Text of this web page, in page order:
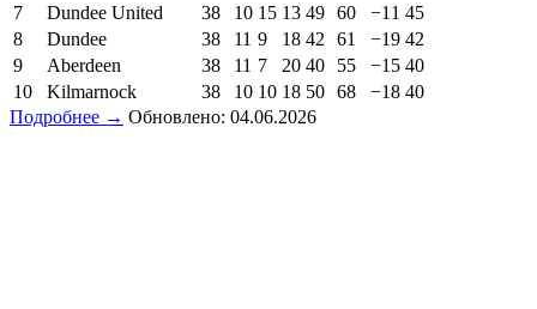
7 Dundee United 38 10 15 13 49 60 −11 45
8
Dundee 38 11 9 18 42 61 −19 42
9
Aberdeen 38 11 7 20 40 55 −15 40
10
Kilmarnock 38 10 10 18 50 68 −18 40
Подробнее → Обновлено: 04.06.2026